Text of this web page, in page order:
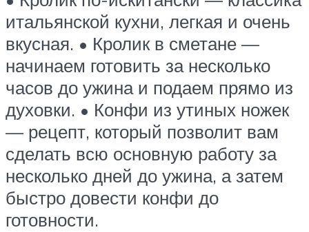
итальянской кухни, легкая и очень
вкусная. • Кролик в сметане —
начинаем готовить за несколько
часов до ужина и подаем прямо из
духовки. • Конфи из утиных ножек
— рецепт, который позволит вам
сделать всю основную работу за
несколько дней до ужина, а затем
быстро довести конфи до
готовности.